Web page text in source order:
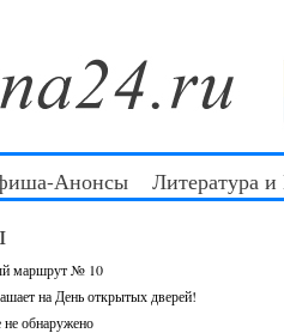
Анонсы Литература
маршрут № 10
на День открытых дверей!
обнаружено